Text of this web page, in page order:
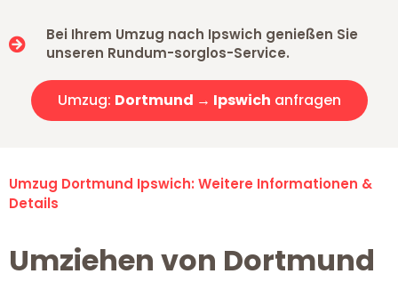
Bei Ihrem Umzug nach Ipswich genießen Sie
unseren Rundum-sorglos-Service.
Umzug: Dortmund → Ipswich anfragen
Umzug Dortmund Ipswich: Weitere Informationen &
Details
Umziehen von Dortmund